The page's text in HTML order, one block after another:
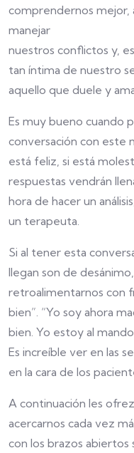
comprendernos mejor,
manejar
nuestros conflictos y,
tan íntima de nuestro
aquello que duele y
Es muy bueno cuando
conversación con este
está feliz, si está
respuestas vendrán
hora de hacer un
un terapeuta.
Si al tener esta
llegan son de
retroalimentarnos con
bien”. “Yo soy ahora
bien. Yo estoy al
Es increíble ver en las
en la cara de los
A continuación les
acercarnos cada vez
con los brazos